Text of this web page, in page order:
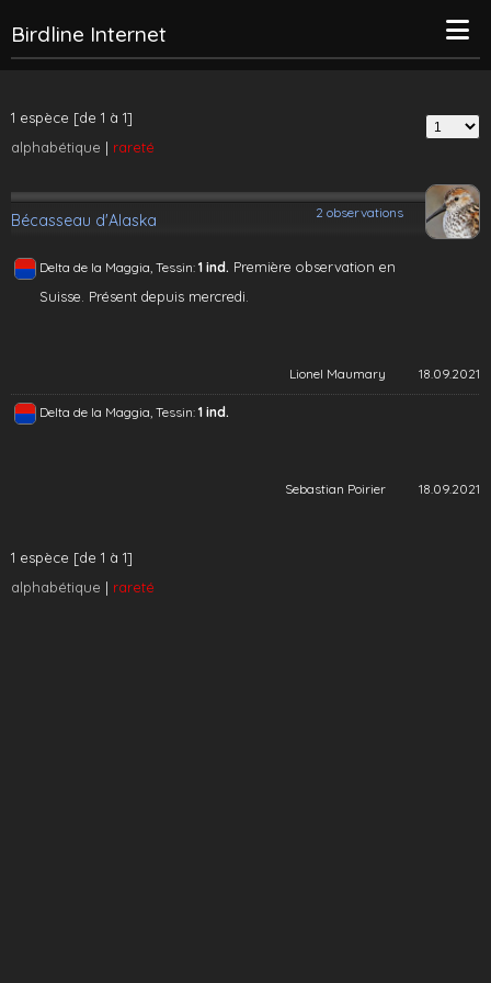
Birdline Internet
1 espèce [de 1 à 1]
alphabétique | rareté
Bécasseau d'Alaska 2 observations
Delta de la Maggia, Tessin: 1 ind. Première observation en
Suisse. Présent depuis mercredi.
Lionel Maumary 18.09.2021
Delta de la Maggia, Tessin: 1 ind.
Sebastian Poirier 18.09.2021
1 espèce [de 1 à 1]
alphabétique | rareté